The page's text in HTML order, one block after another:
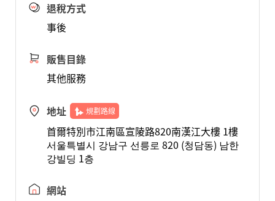
退稅方式
事後
販售目錄
其他服務
地址 規劃路線
首爾特別市江南區宣陵路820南漢江大樓 1樓
서울특별시 강남구 선릉로 820 (청담동) 남한
강빌딩 1층
網站